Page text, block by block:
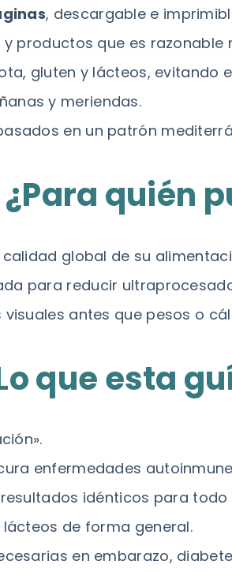
, descargable e
productos que es razonable
gluten y lácteos, evitando
y meriendas.
en un patrón
¿Para quién
global de su
para reducir
antes que pesos o
que esta
enfermedades
idénticos para todo
de forma general.
en embarazo,